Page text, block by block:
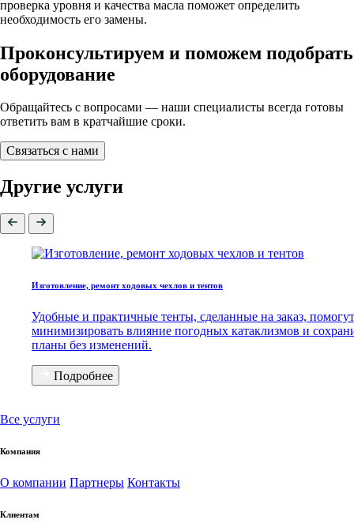
проверка уровня и качества масла поможет определить
необходимость его замены.
Проконсультируем и поможем подобрать
оборудование
Обращайтесь с вопросами — наши специалисты всегда готовы
ответить вам в кратчайшие сроки.
Связаться с нами
Другие услуги
Изготовление, ремонт ходовых чехлов и тентов
Удобные и практичные тенты, сделанные на заказ, помогут
минимизировать влияние погодных катаклизмов и
планы без изменений.
Подробнее
Все услуги
Компания
О компании Партнеры Контакты
Клиентам